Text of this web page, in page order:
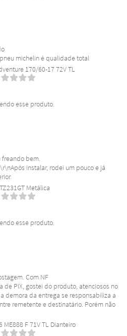
michelin é qualidade total
170/60-17 72V TL
esse produto.
freando bem.
instalar, rodei um pouco e já
Metálica
esse produto.
Com NF
de PIX, gostei do produto, atenciosos no
demora da entrega se responsabiliza a
remetente e destinatário. Porém não
F 71V TL Dianteiro